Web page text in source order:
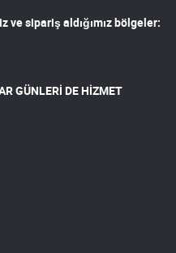
sipariş aldığımız bölgeler:
GÜNLERİ DE HİZMET